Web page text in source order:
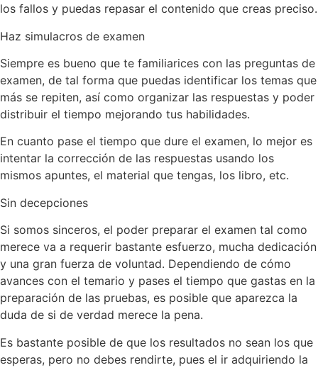
los fallos y puedas repasar el contenido que creas preciso.
Haz simulacros de examen
Siempre es bueno que te familiarices con las preguntas de
examen, de tal forma que puedas identificar los temas que
más se repiten, así como organizar las respuestas y poder
distribuir el tiempo mejorando tus habilidades.
En cuanto pase el tiempo que dure el examen, lo mejor es
intentar la corrección de las respuestas usando los
mismos apuntes, el material que tengas, los libro, etc.
Sin decepciones
Si somos sinceros, el poder preparar el examen tal como
merece va a requerir bastante esfuerzo, mucha dedicación
y una gran fuerza de voluntad. Dependiendo de cómo
avances con el temario y pases el tiempo que gastas en la
preparación de las pruebas, es posible que aparezca la
duda de si de verdad merece la pena.
Es bastante posible de que los resultados no sean los que
esperas, pero no debes rendirte, pues el ir adquiriendo la